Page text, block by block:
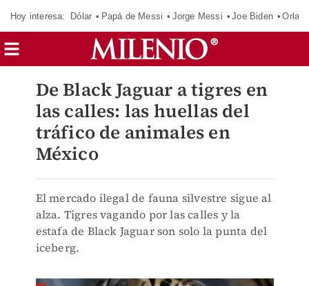
Hoy interesa: Dólar Papá de Messi Jorge Messi Joe Biden
De Black Jaguar a tigres en
las calles: las huellas del
tráfico de animales en
México
El mercado ilegal de fauna silvestre sigue al
alza. Tigres vagando por las calles y la
estafa de Black Jaguar son solo la punta del
iceberg.